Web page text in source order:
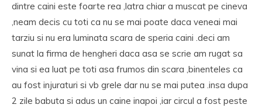
dintre caini este foarte rea ,latra chiar a muscat pe cineva
,neam decis cu toti ca nu se mai poate daca veneai mai
tarziu si nu era luminata scara de speria caini .deci am
sunat la firma de hengheri daca asa se scrie am rugat sa
vina si ea luat pe toti asa frumos din scara ,binenteles ca
au fost injuraturi si vb grele dar nu se mai putea .insa dupa
2 zile babuta si adus un caine inapoi ,iar circul a fost peste